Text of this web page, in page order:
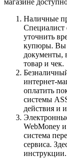
Наличные
Специалист
уточнить
купюры. Вы
документы,
товар и чек.
интернет-
оплатить
системы
действия и
WebMoney
система
сервиса.
инструкции.